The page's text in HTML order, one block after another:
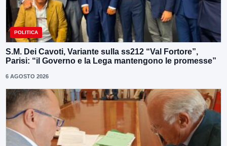
POLITICA
S.M. Dei Cavoti, Variante sulla ss212 “Val Fortore”,
Parisi: “il Governo e la Lega mantengono le promesse”
6 AGOSTO 2026